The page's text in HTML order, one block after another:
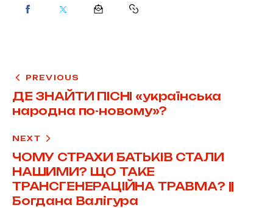
PREVIOUS
ДЕ ЗНАЙТИ ПІСНІ «українська
народна по-новому»?
NEXT
ЧОМУ СТРАХИ БАТЬКІВ СТАЛИ
НАШИМИ? ЩО ТАКЕ
ТРАНСГЕНЕРАЦІЙНА ТРАВМА? ||
Богдана Валігура